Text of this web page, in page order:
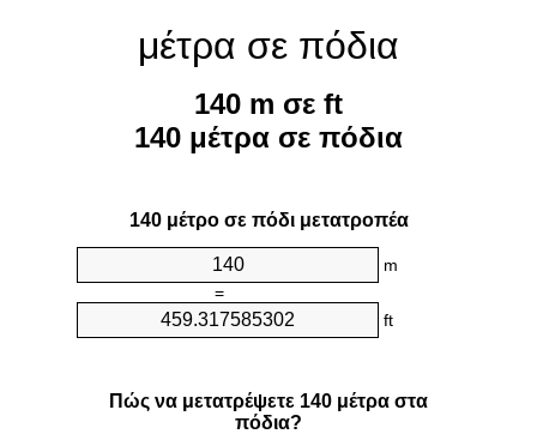
μέτρα σε πόδια
140 m σε ft
140 μέτρα σε πόδια
140 μέτρο σε πόδι μετατροπέα
m
=
ft
Πώς να μετατρέψετε 140 μέτρα στα
πόδια?